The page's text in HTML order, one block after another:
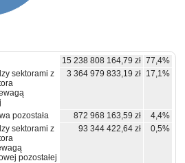
15 238 808 164,79 zł 77,4%
sektorami z
3 364 979 833,19 zł 17,1%
pozostała 872 968 163,59 zł
4,4%
sektorami z
pozostałej
93 344 422,64 zł 0,5%